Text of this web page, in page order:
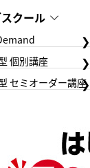
クール
個別講座
セミオーダー講座